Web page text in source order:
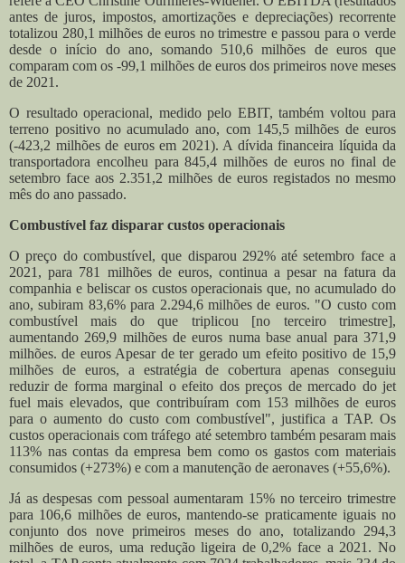
antes de juros, impostos, amortizações e depreciações) recorrente
totalizou 280,1 milhões de euros no trimestre e passou para o verde
desde o início do ano, somando 510,6 milhões de euros que
comparam com os -99,1 milhões de euros dos primeiros nove meses
de 2021.
O resultado operacional, medido pelo EBIT, também voltou para
terreno positivo no acumulado ano, com 145,5 milhões de euros
(-423,2 milhões de euros em 2021). A dívida financeira líquida da
transportadora encolheu para 845,4 milhões de euros no final de
setembro face aos 2.351,2 milhões de euros registados no mesmo
mês do ano passado.
Combustível faz disparar custos operacionais
O preço do combustível, que disparou 292% até setembro face a
2021, para 781 milhões de euros, continua a pesar na fatura da
companhia e beliscar os custos operacionais que, no acumulado do
ano, subiram 83,6% para 2.294,6 milhões de euros. "O custo com
combustível mais do que triplicou [no terceiro trimestre],
aumentando 269,9 milhões de euros numa base anual para 371,9
milhões. de euros Apesar de ter gerado um efeito positivo de 15,9
milhões de euros, a estratégia de cobertura apenas conseguiu
reduzir de forma marginal o efeito dos preços de mercado do jet
fuel mais elevados, que contribuíram com 153 milhões de euros
para o aumento do custo com combustível", justifica a TAP. Os
custos operacionais com tráfego até setembro também pesaram mais
113% nas contas da empresa bem como os gastos com materiais
consumidos (+273%) e com a manutenção de aeronaves (+55,6%).
Já as despesas com pessoal aumentaram 15% no terceiro trimestre
para 106,6 milhões de euros, mantendo-se praticamente iguais no
conjunto dos nove primeiros meses do ano, totalizando 294,3
milhões de euros, uma redução ligeira de 0,2% face a 2021. No